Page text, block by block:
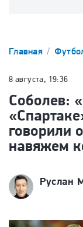
Главная
8 августа, 19:36
Соболев:
говорили
навяжем
Руслан